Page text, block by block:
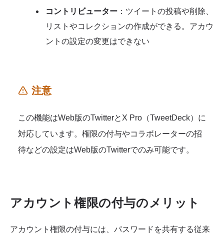
コントリビューター ：ツイートの投稿や削除、
リストやコレクションの作成ができる。アカウ
ントの設定の変更はできない
注意
この機能はWeb版のTwitterとX Pro（TweetDeck）に
対応しています。権限の付与やコラボレーターの招
待などの設定はWeb版のTwitterでのみ可能です。
アカウント権限の付与のメリット
アカウント権限の付与には、パスワードを共有する従来